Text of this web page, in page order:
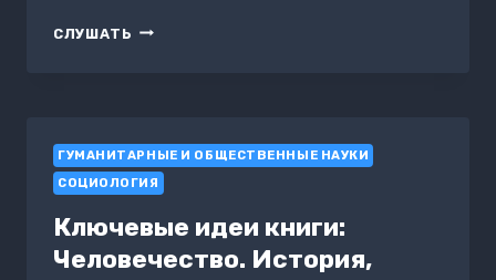
СЛУШАТЬ МЕТОДИКИ
ГУМАНИТАРНЫЕ И ОБЩЕСТВЕННЫЕ НАУКИ
СОЦИОЛОГИЯ
Ключевые идеи книги:
Человечество. История,